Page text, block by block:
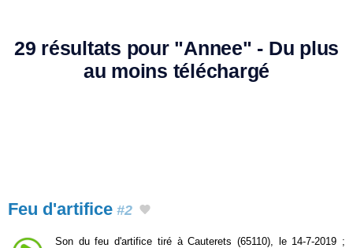
29 résultats pour "Annee" - Du plus
au moins téléchargé
Feu d'artifice #2
Son du feu d'artifice tiré à Cauterets (65110), le 14-7-2019 ;